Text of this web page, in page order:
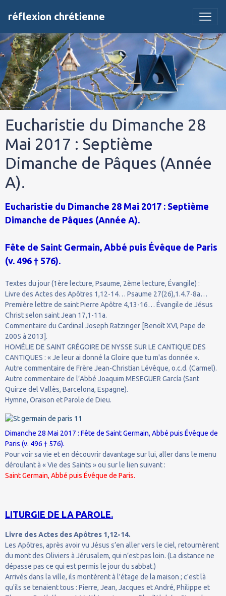
réflexion chrétienne
Eucharistie du Dimanche 28
Mai 2017 : Septième
Dimanche de Pâques (Année
A).
Eucharistie du Dimanche 28 Mai 2017 : Septième
Dimanche de Pâques (Année A).
Fête de Saint Germain, Abbé puis Évêque de Paris
(v. 496 † 576).
Textes du jour (1ère lecture, Psaume, 2ème lecture, Évangile) :
Livre des Actes des Apôtres 1,12-14… Psaume 27(26),1.4.7-8a…
Première lettre de saint Pierre Apôtre 4,13-16… Évangile de Jésus
Christ selon saint Jean 17,1-11a.
Commentaire du Cardinal Joseph Ratzinger [Benoît XVI, Pape de
2005 à 2013].
HOMÉLIE DE SAINT GRÉGOIRE DE NYSSE SUR LE CANTIQUE DES
CANTIQUES : « Je leur ai donné la Gloire que tu m'as donnée ».
Autre commentaire de Frère Jean-Christian Lévêque, o.c.d. (Carmel).
Autre commentaire de l’Abbé Joaquim MESEGUER García (Sant
Quirze del Vallès, Barcelona, Espagne).
Hymne, Oraison et Parole de Dieu.
Dimanche 28 Mai 2017 : Fête de Saint Germain, Abbé puis Évêque de
Paris (v. 496 † 576).
Pour voir sa vie et en découvrir davantage sur lui, aller dans le menu
déroulant à « Vie des Saints » ou sur le lien suivant :
Saint Germain, Abbé puis Évêque de Paris.
LITURGIE DE LA PAROLE.
Livre des Actes des Apôtres 1,12-14.
Les Apôtres, après avoir vu Jésus s’en aller vers le ciel, retournèrent
du mont des Oliviers à Jérusalem, qui n’est pas loin. (La distance ne
dépasse pas ce qui est permis le jour du sabbat.)
Arrivés dans la ville, ils montèrent à l'étage de la maison ; c'est là
qu'ils se tenaient tous : Pierre, Jean, Jacques et André, Philippe et